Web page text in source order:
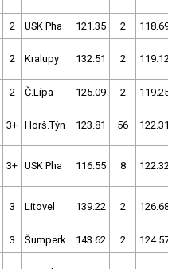
2 USK Pha 121.35 2 118.69
2 Kralupy 132.51 2 119.12
2 Č.Lípa 125.09 2 119.25
3+ Horš.Týn 123.81 56 122.31
3+ USK Pha 116.55 8 122.32
3 Litovel 139.22 2 126.68
3 Šumperk 143.62 2 124.57